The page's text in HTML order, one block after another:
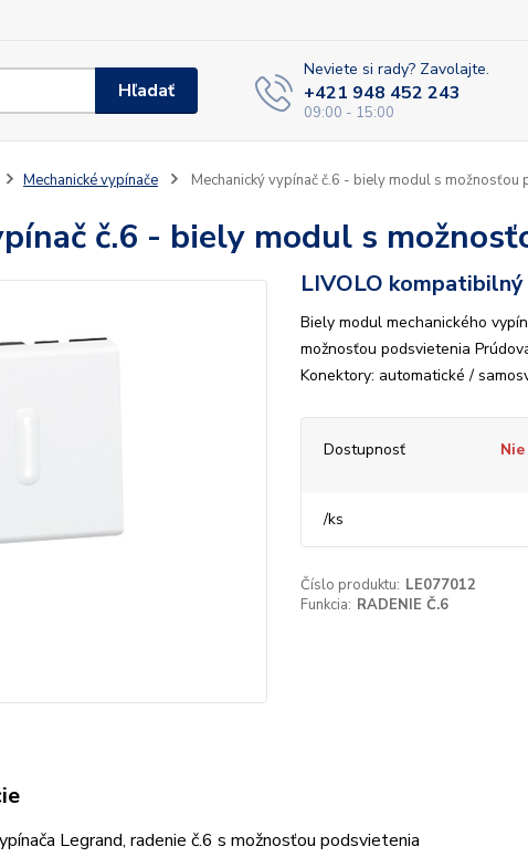
Hľadať
Neviete si rady? Zavolajte.
+421 948 452 243
09:00 - 15:00
Mechanické vypínače Mechanický vypínač č.6 - biely modul s možnosťou
č.6 - biely modul s
LIVOLO
Biely modul mechanického
možnosťou podsvietenia
Konektory: automatické /
Dostupnosť
/ks
Číslo produktu: LE077012
Funkcia: RADENIE Č.6
Legrand, radenie č.6 s možnosťou podsvietenia